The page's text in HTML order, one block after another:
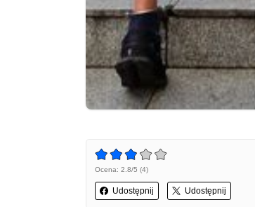
Ocena: 2.8/5 (4)
Udostępnij Udostępnij